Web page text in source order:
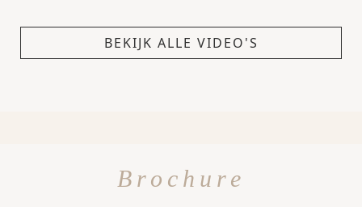
BEKIJK ALLE VIDEO'S
Brochure